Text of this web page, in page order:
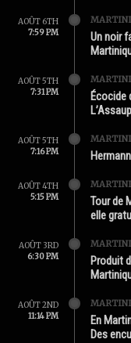
AOÛT 6TH
7:59 PM
Un noir
AOÛT 5TH
7:31 PM
Écocide
AOÛT 5TH
7:16 PM
AOÛT 4TH
5:15 PM
Tour de
elle
AOÛT 3RD
6:30 PM
Produit
AOÛT 2ND
11:14 PM
En
Des